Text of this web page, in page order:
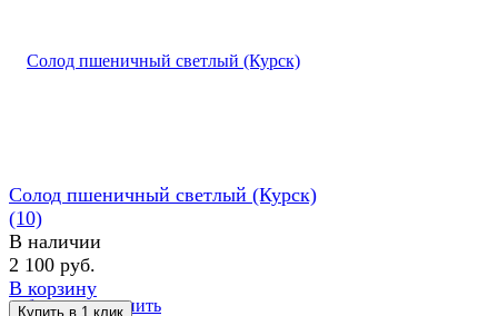
избранное сравнить
Солод пшеничный светлый (Курск)
(10)
В наличии
2 100 руб.
В корзину